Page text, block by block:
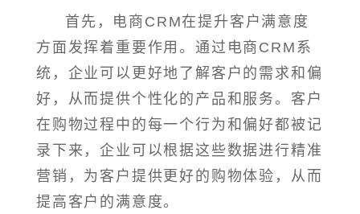
首先，电商CRM在提升客户满意度
方面发挥着重要作用。通过电商CRM系
统，企业可以更好地了解客户的需求和偏
好，从而提供个性化的产品和服务。客户
在购物过程中的每一个行为和偏好都被记
录下来，企业可以根据这些数据进行精准
营销，为客户提供更好的购物体验，从而
提高客户的满意度。